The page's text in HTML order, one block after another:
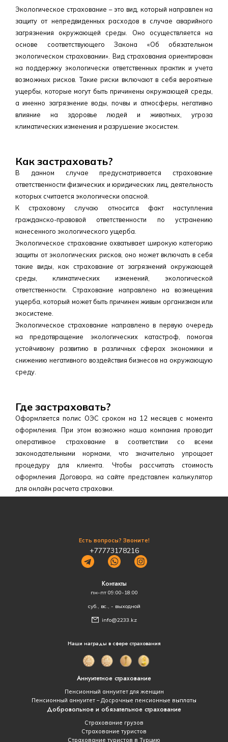
Экологическое страхование – это вид, который направлен на
защиту от непредвиденных расходов в случае аварийного
загрязнения окружающей среды. Оно осуществляется на
основе соответствующего Закона «Об обязательном
экологическом страховании». Вид страхования ориентирован
на поддержку экологически ответственных практик и учета
возможных рисков. Такие риски включают в себя вероятные
ущербы, которые могут быть причинены окружающей среды,
а именно загрязнение воды, почвы и атмосферы, негативно
влияние на здоровье людей и животных, угроза
климатических изменения и разрушение экосистем.
Как застраховать?
В данном случае предусматривается страхование
ответственности физических и юридических лиц, деятельность
которых считается экологически опасной.
К страховому случаю относится факт наступления
гражданско-правовой ответственности по устранению
нанесенного экологического ущерба.
Экологическое страхование охватывает широкую категорию
защиты от экологических рисков, оно может включать в себя
такие виды, как страхование от загрязнений окружающей
среды, климатических изменений, экологической
ответственности. Страхование направлено на возмещения
ущерба, который может быть причинен живым организмам или
экосистеме.
Экологическое страхование направлено в первую очередь
на предотвращение экологических катастроф, помогая
устойчивому развитию в различных сферах экономики и
снижению негативного воздействия бизнесов на окружающую
среду.
Где застраховать?
Оформляется полис ОЭС сроком на 12 месяцев с момента
оформления. При этом возможно наша компания проводит
оперативное страхование в соответствии со всеми
законодательными нормами, что значительно упрощает
процедуру для клиента. Чтобы рассчитать стоимость
оформления Договора, на сайте представлен калькулятор
для онлайн расчета страховки.
Есть вопросы? Звоните!
+77773178216
Контакты
пн-пт 09:00-18:00
суб., вс., - выходной
info@2233.kz
Наши награды в сфере страхования
Аннуитетное страхование
Пенсионный аннуитет для женщин
Пенсионный аннуитет – Досрочные пенсионные выплаты
Добровольное и обязательное страхование
Страхование грузов
Страхование туристов
Страхование туристов в Турцию